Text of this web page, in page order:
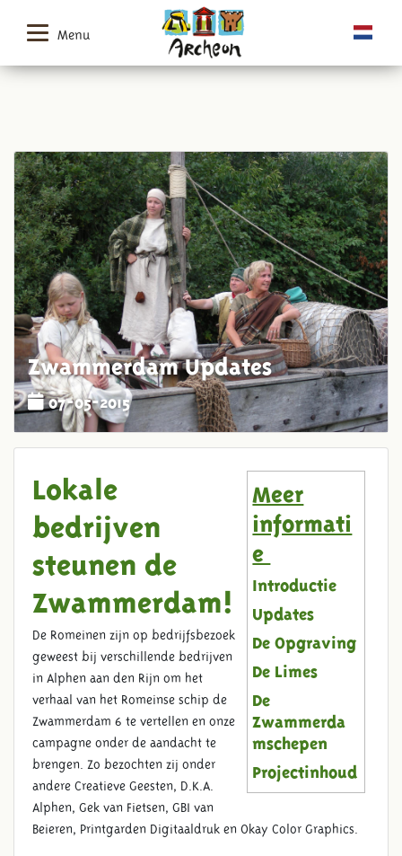
Menu
Zwammerdam Updates
07-05-2015
Meer
informati
e
Introductie
Updates
De Opgraving
De Limes
De
Zwammerda
mschepen
Projectinhoud
Lokale
bedrijven
steunen de
Zwammerdam!
De Romeinen zijn op bedrijfsbezoek
geweest bij verschillende bedrijven
in Alphen aan den Rijn om het
verhaal van het Romeinse schip de
Zwammerdam 6 te vertellen en onze
campagne onder de aandacht te
brengen. Zo bezochten zij onder
andere Creatieve Geesten, D.K.A.
Alphen, Gek van Fietsen, GBI van
Beieren, Printgarden Digitaaldruk en Okay Color Graphics.